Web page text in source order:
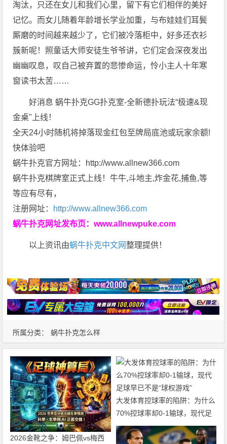
所属分类： 蜗牛扑克怎么样
淘汰，只还在女儿和我们心里，留下有它们相伴的美好
记忆。而女儿随着年龄增长学业加重，与布娃娃们耳鬓
厮磨的时间越来越少了，它们被冷落柜中，好多还衣衫
簇新呢！照童话大师安徒生爷爷讲，它们定会深夜发出
幽幽叹息，叹自己被弃置的悲惨命运，怜小主人十年寒
窗读书太苦……
好消息 蜗牛扑克GG扑克室-全新德扑玩法“极速&现
金桌"上线！
全天24小时随机将掉落现金红包至牌局底池或玩家余额!
快体验吧
蜗牛扑克官方网址：http://www.allnew366.com
蜗牛扑克棋牌室正式上线！牛牛,斗地主,炸金花,捕鱼,等
等应有尽有，
注册网址： http://www.allnew366.com
蜗牛扑克网址发布页：www.allnewpuke.com
以上资讯由蜗牛扑克中文网整理提供！
2026金靴之争：姆巴佩vs梅西
大发体育控球率的陷阱：为什么
70%控球率却0-1输球，现代足
球早已不是“球权游戏”